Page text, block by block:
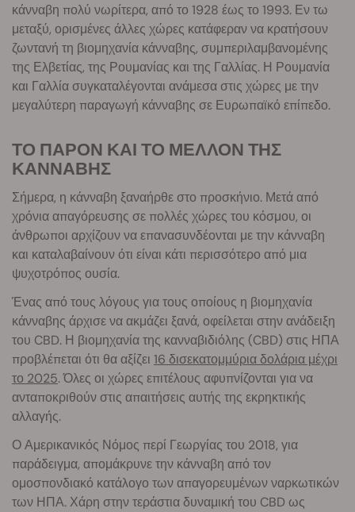
κάνναβη πολύ νωρίτερα, από το 1928 έως το 1993. Εν τω
μεταξύ, ορισμένες άλλες χώρες κατάφεραν να κρατήσουν
ζωντανή τη βιομηχανία κάνναβης, συμπεριλαμβανομένης
της Ελβετίας, της Ρουμανίας και της Γαλλίας. Η Ρουμανία
και Γαλλία συγκαταλέγονται ανάμεσα στις χώρες με την
μεγαλύτερη παραγωγή κάνναβης σε Ευρωπαϊκό επίπεδο.
ΤΟ ΠΑΡΟΝ ΚΑΙ ΤΟ ΜΕΛΛΟΝ ΤΗΣ
ΚΑΝΝΑΒΗΣ
Σήμερα, η κάνναβη ξαναήρθε στο προσκήνιο. Μετά από
χρόνια απαγόρευσης σε πολλές χώρες του κόσμου, οι
άνθρωποι αρχίζουν να επανασυνδέονται με την κάνναβη
και καταλαβαίνουν ότι είναι κάτι περισσότερο από μια
ψυχοτρόπος ουσία.
Ένας από τους λόγους για τους οποίους η βιομηχανία
κάνναβης άρχισε να ακμάζει ξανά, οφείλεται στην ανάδειξη
του CBD. Η βιομηχανία της κανναβιδιόλης (CBD) στις ΗΠΑ
προβλέπεται ότι θα αξίζει 16 δισεκατομμύρια δολάρια μέχρι
το 2025. Όλες οι χώρες επιτέλους αφυπνίζονται για να
ανταποκριθούν στις απαιτήσεις αυτής της εκρηκτικής
αλλαγής.
Ο Αμερικανικός Νόμος περί Γεωργίας του 2018, για
παράδειγμα, απομάκρυνε την κάνναβη από τον
ομοσπονδιακό κατάλογο των απαγορευμένων ναρκωτικών
των ΗΠΑ. Χάρη στην τεράστια δυναμική του CBD ως